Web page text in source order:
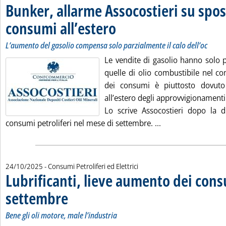
Bunker, allarme Assocostieri su
consumi all’estero . Sottotitolo: L’aumento del gasolio
. Pubblicata venerdì 24 ottobre 2025 alle
L’aumento del gasolio compensa solo parzialmente il calo dell’oc
Le vendite di gasolio hanno solo
quelle di olio combustibile nel
dei consumi è piuttosto
all’estero degli
Lo scrive Assocostieri dopo la
consumi petroliferi nel mese di settembre. ...
24/10/2025 - Consumi Petroliferi ed Elettrici
Lubrificanti, lieve aumento dei
settembre
Bene gli oli motore, male l’industria